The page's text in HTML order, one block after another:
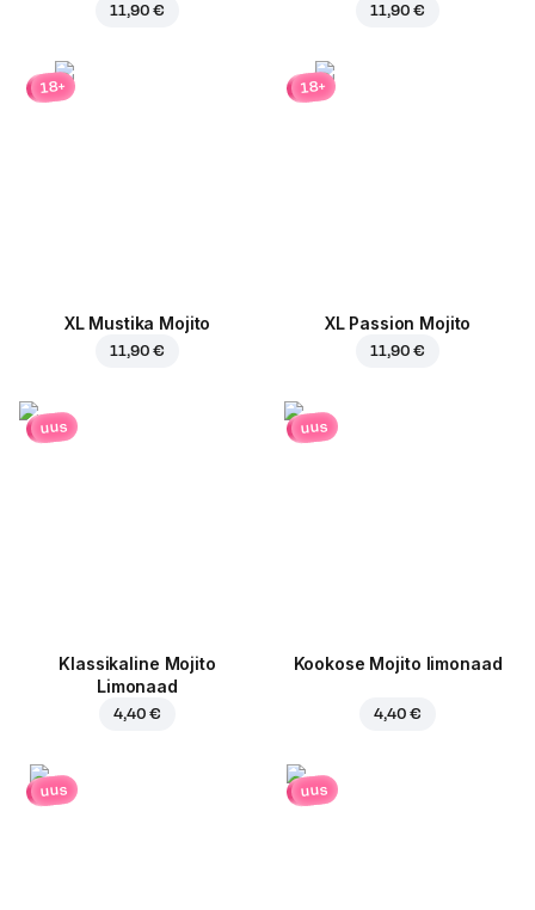
11,90 € 11,90 €
18+
XL Mustika Mojito
11,90 €
18+
XL Passion Mojito
11,90 €
uus
Klassikaline Mojito
Limonaad
4,40 €
uus
Kookose Mojito limonaad
4,40 €
uus uus